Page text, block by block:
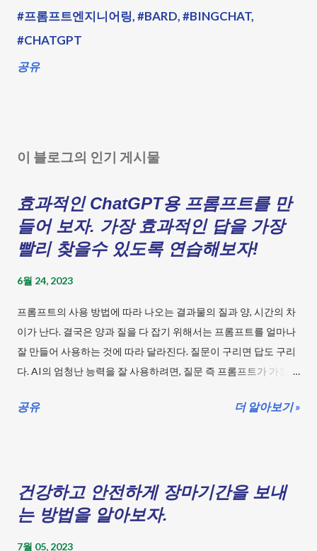
#프롬프트엔지니어링 #BARD #BINGCHAT
#CHATGPT
공유
이 블로그의 인기 게시물
효과적인 ChatGPT용 프롬프트를 만
들어 보자. 가장 효과적인 답을 가장
빨리 찾을수 있도록 연습해보자!
6월 24, 2023
프롬프트의 사용 방법에 따라 나오는 결과물의 질과 양, 시간의 차
이가 난다. 결국은 양과 질을 다 잡기 위해서는 프롬프트를 얼마나
잘 만들어 사용하는 것에 따라 달라진다. 질문이 구리면 답도 구리
다. AI의 엄청난 능력을 잘 사용하려면, 질문 즉 프롬프트가 가장
게 쓰일 수 있는 게시글이 되었으면 좋겠다. 자 시작해 보자! 목차
"당신은 유튜브 전문 작가 입니다.", "당신은 과학을 가르치는 초등
학교 선생님입니다." "당신은 전문 GPT 프롬프트 엔지니어입니
공유 더 알아보기 »
건강하고 안전하게 장마기간을 보내
는 방법을 알아보자.
7월 05, 2023